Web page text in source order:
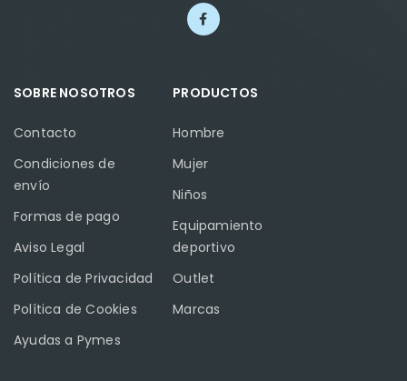
SOBRE NOSOTROS
Contacto
Condiciones de
envío
Formas de pago
Aviso Legal
Política de Privacidad
Política de Cookies
Ayudas a Pymes
PRODUCTOS
Hombre
Mujer
Niños
Equipamiento
deportivo
Outlet
Marcas